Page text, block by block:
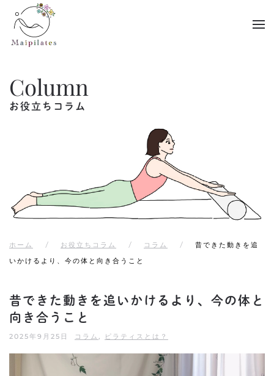
Skip to main content
Column
お役立ちコラム
ホーム お役立ちコラム コラム
昔できた動きを追
いかけるより、今の体と向き合うこと
昔できた動きを追いかけるより、今の体と
向き合うこと
2025年9月25日 コラム , ピラティスとは？